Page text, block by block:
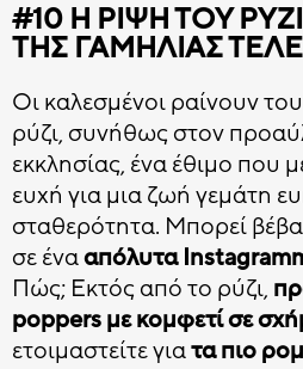
#10 Η ΡΊΨΗ ΤΟΥ
ΤΗΣ ΓΑΜΉΛΙΑΣ
Οι καλεσμένοι ραίνουν
ρύζι, συνήθως στον
εκκλησίας, ένα έθιμο που
ευχή για μια ζωή γεμάτη
σταθερότητα. Μπορεί
σε ένααπόλυτα
Πώς; Εκτός από το ρύζι,
poppers με κομφετί σε
ετοιμαστείτε γιατα πιο